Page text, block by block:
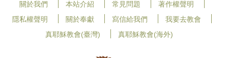
關於我們 本站介紹 常見問題
著作權聲明
隱私權聲明
關於奉獻 寫信給我們
我要去教會
真耶穌教會(臺灣)
真耶穌教會(海外)